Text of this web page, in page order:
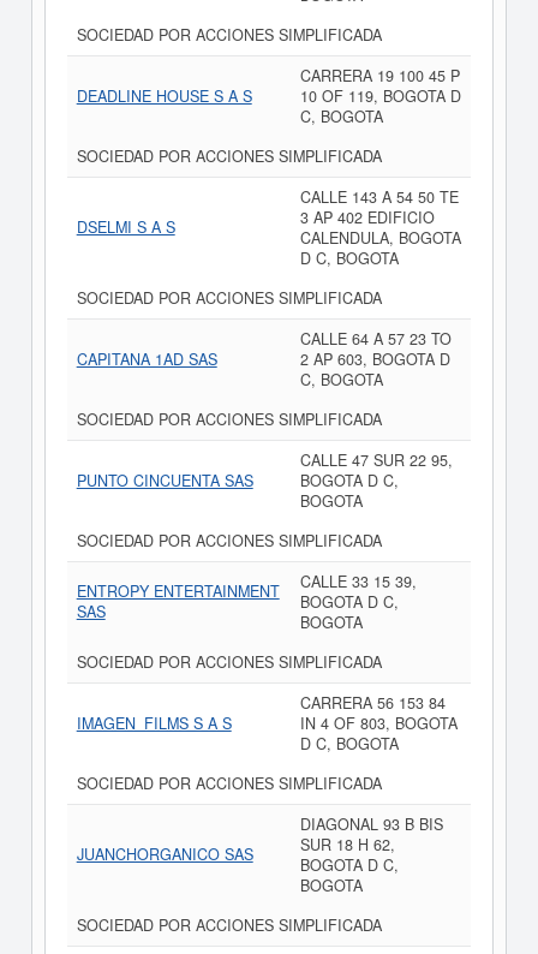
SOCIEDAD POR ACCIONES SIMPLIFICADA
DEADLINE HOUSE S A S
CARRERA 19 100 45 P
10 OF 119, BOGOTA D
C, BOGOTA
SOCIEDAD POR ACCIONES SIMPLIFICADA
DSELMI S A S
CALLE 143 A 54 50 TE
3 AP 402 EDIFICIO
CALENDULA, BOGOTA
D C, BOGOTA
SOCIEDAD POR ACCIONES SIMPLIFICADA
CAPITANA 1AD SAS
CALLE 64 A 57 23 TO
2 AP 603, BOGOTA D
C, BOGOTA
SOCIEDAD POR ACCIONES SIMPLIFICADA
PUNTO CINCUENTA SAS
CALLE 47 SUR 22 95,
BOGOTA D C,
BOGOTA
SOCIEDAD POR ACCIONES SIMPLIFICADA
ENTROPY ENTERTAINMENT
SAS
CALLE 33 15 39,
BOGOTA D C,
BOGOTA
SOCIEDAD POR ACCIONES SIMPLIFICADA
IMAGEN_FILMS S A S
CARRERA 56 153 84
IN 4 OF 803, BOGOTA
D C, BOGOTA
SOCIEDAD POR ACCIONES SIMPLIFICADA
JUANCHORGANICO SAS
DIAGONAL 93 B BIS
SUR 18 H 62,
BOGOTA D C,
BOGOTA
SOCIEDAD POR ACCIONES SIMPLIFICADA